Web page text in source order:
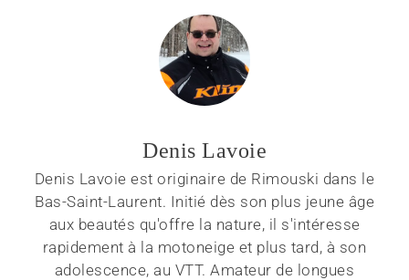
Denis Lavoie
Denis Lavoie est originaire de Rimouski dans le
Bas-Saint-Laurent. Initié dès son plus jeune âge
aux beautés qu'offre la nature, il s'intéresse
rapidement à la motoneige et plus tard, à son
adolescence, au VTT. Amateur de longues